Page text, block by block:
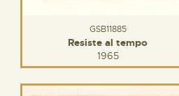
GSB11885
Resiste al tempo
1965